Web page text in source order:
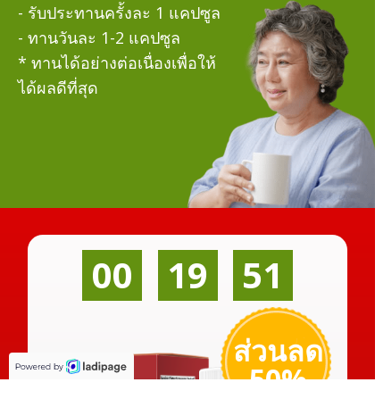
- รับประทานครั้งละ 1 แคปซูล
- ทานวันละ 1-2 แคปซูล
* ทานได้อย่างต่อเนื่องเพื่อให้
ได้ผลดีที่สุด
00 19 50
ส่วนลด
50%